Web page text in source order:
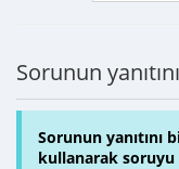
Sorunun
Sorunun yanıtını
kullanarak soruyu